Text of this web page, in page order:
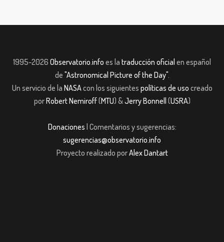
1995-2026 Observatorio.info es la traducción oficial en español
de "Astronomical Picture of the Day".
Un servicio de la NASAcon los siguientes políticas de uso creado
porRobert Nemiroff(MTU) &Jerry Bonnell (USRA)
Donaciones | Comentarios y sugerencias:
sugerencias@observatorio.info
Proyecto realizado porAlex Dantart